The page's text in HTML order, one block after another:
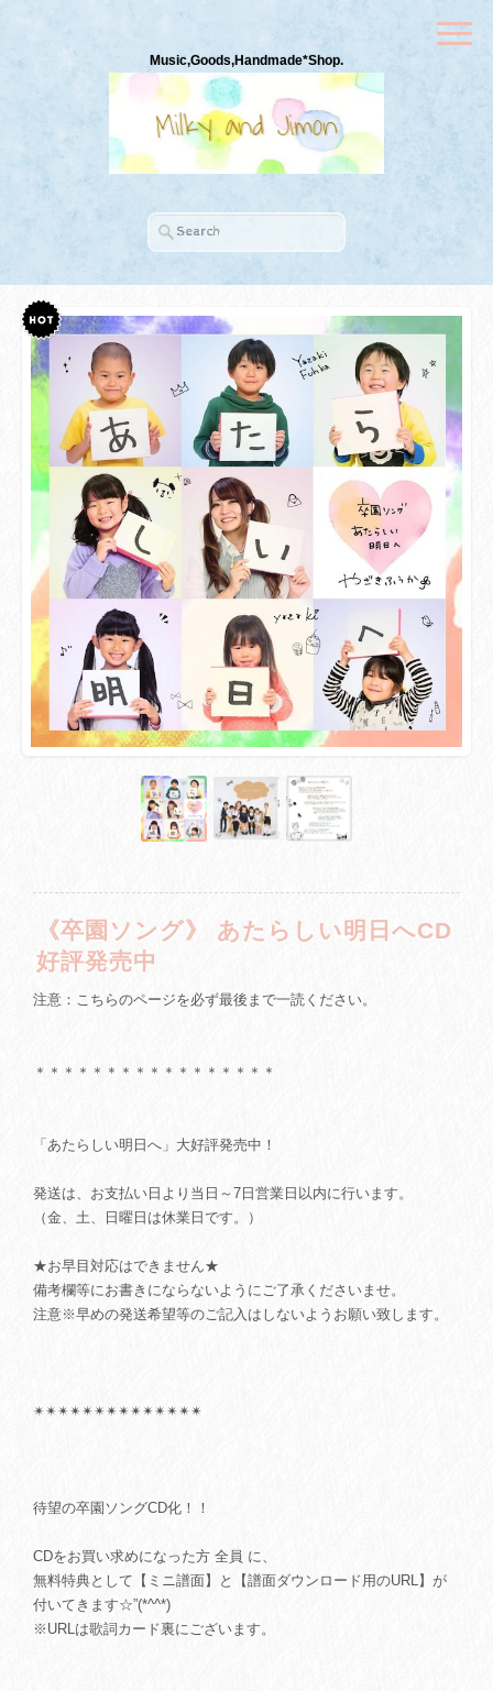
Music,Goods,Handmade*Shop.
《卒園ソング》 あたらしい明日へCD
好評発売中
注意：こちらのページを必ず最後まで一読ください。
＊＊＊＊＊＊＊＊＊＊＊＊＊＊＊＊＊
「あたらしい明日へ」大好評発売中！
発送は、お支払い日より当日～7日営業日以内に行います。
（金、土、日曜日は休業日です。）
★お早目対応はできません★
備考欄等にお書きにならないようにご了承くださいませ。
注意※早めの発送希望等のご記入はしないようお願い致します。
✴︎✴︎✴︎✴︎✴︎✴︎✴︎✴︎✴︎✴︎✴︎✴︎✴︎✴︎
待望の卒園ソングCD化！！
CDをお買い求めになった方 全員 に、
無料特典として【ミニ譜面】と【譜面ダウンロード用のURL】が
付いてきます☆”(*^^*)
※URLは歌詞カード裏にございます。